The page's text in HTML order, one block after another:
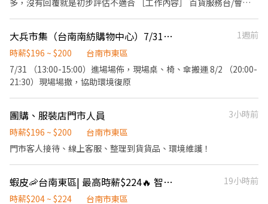
多，沒有回覆就是初步評估不適合 ［工作內容］ 百貨服務台/會員
鞋、包鞋(需自備) !!!短期希望至少能配合三個月!!!
大兵市集（台南南紡購物中心）7/31 & 8/2
1週前
時薪$196 ~ $200
台南市東區
7/31 （13:00-15:00）進場場佈，現場桌、椅、傘搬運 8/2 （20:00-
21:30）現場場撤，協助環境復原
團購、服裝店門市人員
3小時前
時薪$196 ~ $200
台南市東區
門市客人接待、線上客服、整理到貨貨品、環境維護！
蝦皮🦐台南東區| 最高時薪$224🔥 智取店 #蝦皮店到店 #免經驗可
19小時前
時薪$204 ~ $224
台南市東區